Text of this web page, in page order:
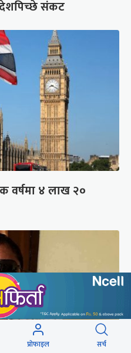
संकट
वर्षमा ४ लाख २०
प्रोफाइल सर्च